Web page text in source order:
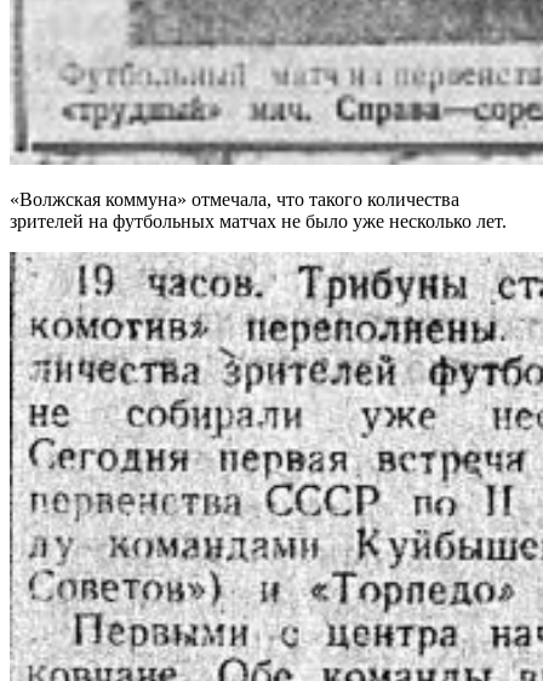
«Волжская коммуна» отмечала, что такого количества
зрителей на футбольных матчах не было уже несколько лет.